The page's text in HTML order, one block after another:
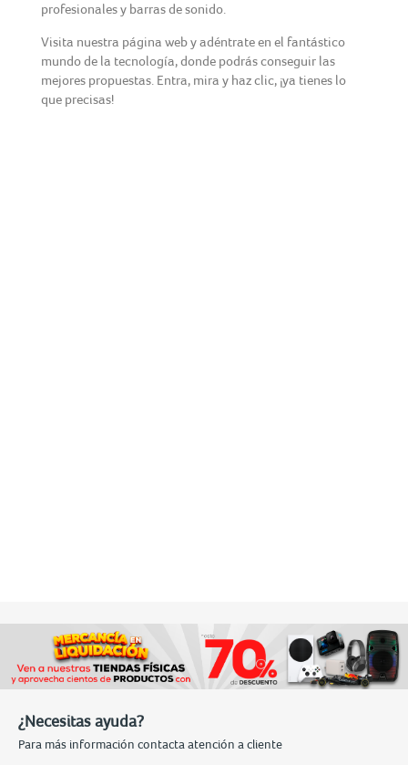
profesionales y barras de sonido.
Visita nuestra página web y adéntrate en el fantástico
mundo de la tecnología, donde podrás conseguir las
mejores propuestas. Entra, mira y haz clic, ¡ya tienes lo
que precisas!
¿Necesitas ayuda?
Para más información contacta atención a cliente